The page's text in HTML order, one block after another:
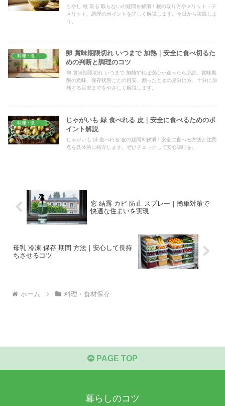
もやし 根 取る 取らないの疑問を解消！根の取り方やメリット・デ
メリット、調理のポイントを詳しく解説します。今日から実践しよ
う。
卵 賞味期限切れ いつまで 加熱｜安全に食べ切るた
めの判断と調理のコツ
卵 賞味期限切れ いつまで 加熱すれば安心か迷ったら必読。賞味期
限の意味、保存状態ごとの目安、割ったときの見分け方、十分に加
熱する目安までをやさしく解説します。
じゃがいも 緑 食べれる 皮｜安全に食べるためのポ
イント解説
じゃがいも 緑 食べれる 皮の疑問を解消！安全に食べる方法と注意
点を具体的に紹介します。ぜひチェックして安心調理を。
窓 結露 カビ 防止 スプレー｜簡単対策で
快適な住まいを実現
母乳 冷凍 保存 期間 方法｜安心して長持
ちさせるコツ
ホーム 料理・食材保存
PAGE TOP
暮らしのコツ